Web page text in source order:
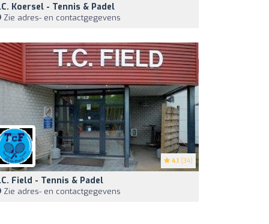
Koersel - Tennis & Padel
Zie adres- en contactgegevens
4.1 (34)
Field - Tennis & Padel
Zie adres- en contactgegevens